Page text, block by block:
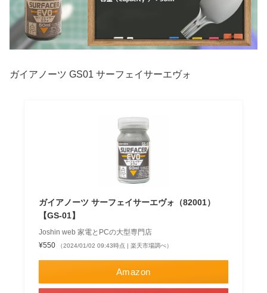
ガイアノーツ GS01 サーフェイサーエヴォ
ガイアノーツ サーフェイサーエヴォ（82001）
【GS-01】
Joshin web 家電とPCの大型専門店
¥550
（2024/01/02 09:43時点 | 楽天市場調べ）
Amazon